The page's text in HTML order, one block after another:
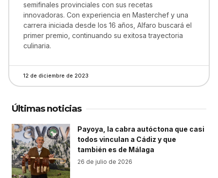
semifinales provinciales con sus recetas
innovadoras. Con experiencia en Masterchef y una
carrera iniciada desde los 16 años, Alfaro buscará el
primer premio, continuando su exitosa trayectoria
culinaria.
12 de diciembre de 2023
Últimas noticias
Payoya, la cabra autóctona que casi
todos vinculan a Cádiz y que
también es de Málaga
26 de julio de 2026